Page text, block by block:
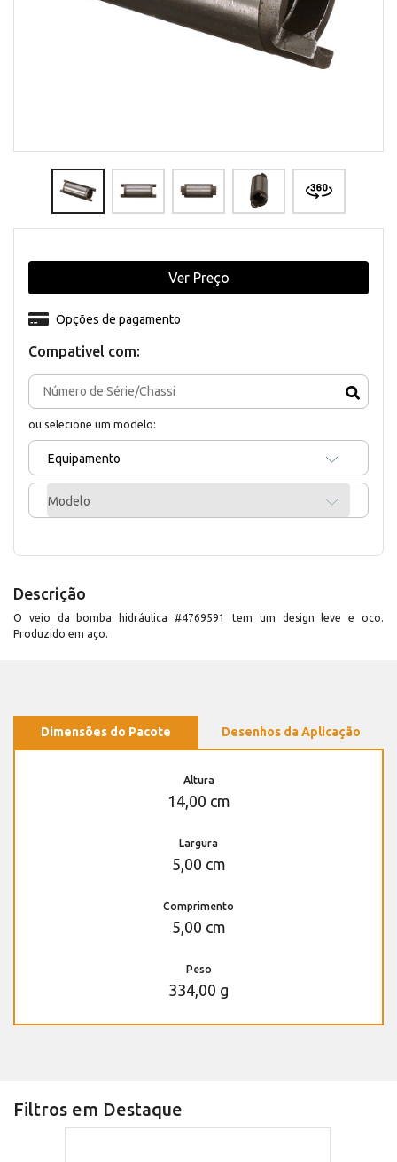
Compativel com:
ou selecione um modelo:
Equipamento
Modelo
Opções de pagamento
Ver Preço
Descrição
O veio da bomba hidráulica #4769591 tem um design leve e oco.
Produzido em aço.
Dimensões do Pacote Desenhos da Aplicação
Altura
14,00 cm
Largura
5,00 cm
Comprimento
5,00 cm
Peso
334,00 g
Filtros em Destaque